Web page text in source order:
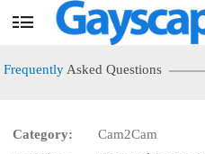
User
Frequently Asked Questions
Category:
Cam2Cam